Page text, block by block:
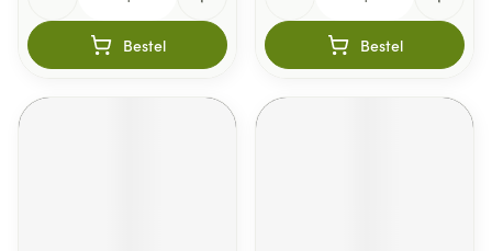
Bestel Bestel